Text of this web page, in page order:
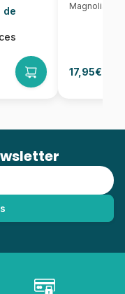
de
Magnolia
17,95€